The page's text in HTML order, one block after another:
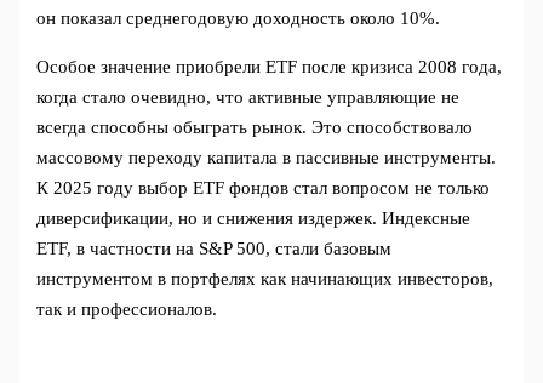
он показал среднегодовую доходность около 10%.
Особое значение приобрели ETF после кризиса 2008 года,
когда стало очевидно, что активные управляющие не
всегда способны обыграть рынок. Это способствовало
массовому переходу капитала в пассивные инструменты.
К 2025 году выбор ETF фондов стал вопросом не только
диверсификации, но и снижения издержек. Индексные
ETF, в частности на S&P 500, стали базовым
инструментом в портфелях как начинающих инвесторов,
так и профессионалов.